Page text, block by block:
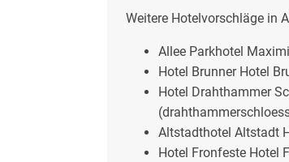
Weitere Hotelvorschläge in
Allee Parkhotel
Hotel Brunner Hotel
Hotel Drahthammer
Altstadthotel Altstadt
Hotel Fronfeste Hotel